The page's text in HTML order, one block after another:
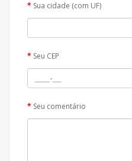
Sua cidade (com UF)
Seu CEP
Seu comentário